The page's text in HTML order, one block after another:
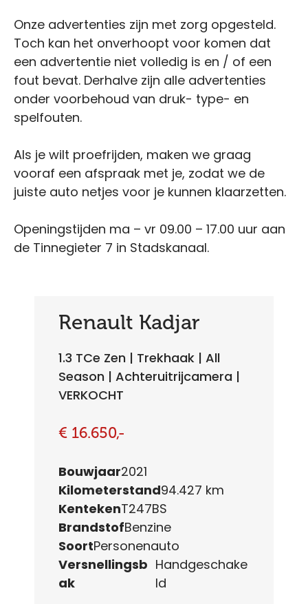
Onze advertenties zijn met zorg opgesteld.
Toch kan het onverhoopt voor komen dat
een advertentie niet volledig is en / of een
fout bevat. Derhalve zijn alle advertenties
onder voorbehoud van druk- type- en
spelfouten.
Als je wilt proefrijden, maken we graag
vooraf een afspraak met je, zodat we de
juiste auto netjes voor je kunnen klaarzetten.
Openingstijden ma – vr 09.00 – 17.00 uur aan
de Tinnegieter 7 in Stadskanaal.
Renault Kadjar
1.3 TCe Zen | Trekhaak | All
Season | Achteruitrijcamera |
VERKOCHT
€ 16.650,-
Bouwjaar2021
Kilometerstand94.427 km
KentekenT247BS
BrandstofBenzine
SoortPersonenauto
Versnellingsb
ak
Handgeschake
ld